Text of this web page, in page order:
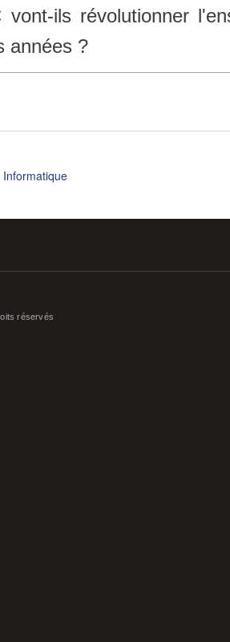
vont-ils révolutionner
années ?
réservés